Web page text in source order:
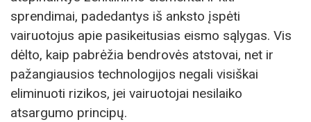
sprendimai, padedantys iš anksto įspėti
vairuotojus apie pasikeitusias eismo sąlygas. Vis
dėlto, kaip pabrėžia bendrovės atstovai, net ir
pažangiausios technologijos negali visiškai
eliminuoti rizikos, jei vairuotojai nesilaiko
atsargumo principų.